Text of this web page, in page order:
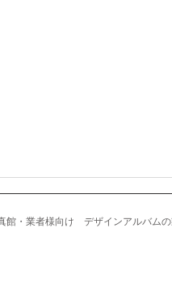
館・業者様向け デザインアルバム